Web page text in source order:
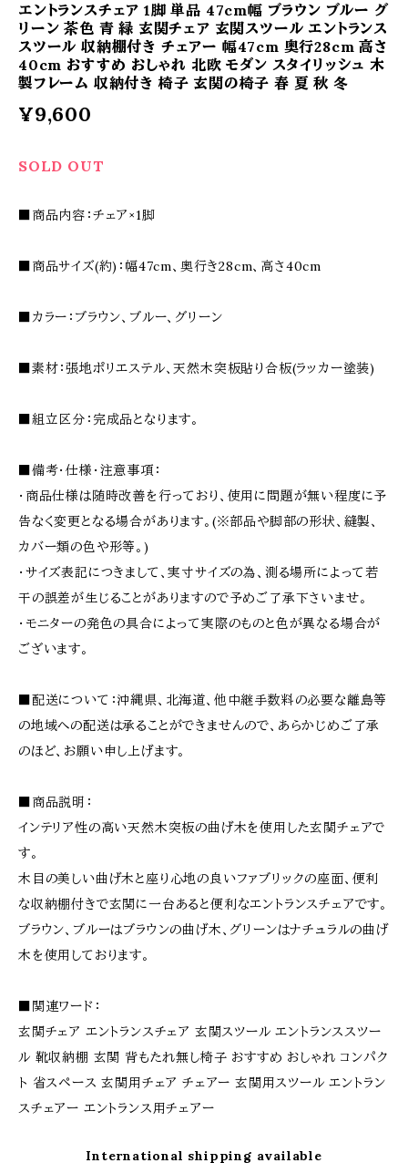
エントランスチェア 1脚 単品 47cm幅 ブラウン ブルー グ
リーン 茶色 青 緑 玄関チェア 玄関スツール エントランス
スツール 収納棚付き チェアー 幅47cm 奥行28cm 高さ
40cm おすすめ おしゃれ 北欧 モダン スタイリッシュ 木
製フレーム 収納付き 椅子 玄関の椅子 春 夏 秋 冬
¥9,600
SOLD OUT
■商品内容：チェア×1脚
■商品サイズ(約)：幅47cm、奥行き28cm、高さ40cm
■カラー：ブラウン、ブルー、グリーン
■素材：張地ポリエステル、天然木突板貼り合板(ラッカー塗装)
■組立区分：完成品となります。
■備考・仕様・注意事項：
・商品仕様は随時改善を行っており、使用に問題が無い程度に予
告なく変更となる場合があります。(※部品や脚部の形状、縫製、
カバー類の色や形等。)
・サイズ表記につきまして、実寸サイズの為、測る場所によって若
干の誤差が生じることがありますので予めご了承下さいませ。
・モニターの発色の具合によって実際のものと色が異なる場合が
ございます。
■配送について：沖縄県、北海道、他中継手数料の必要な離島等
の地域への配送は承ることができませんので、あらかじめご了承
のほど、お願い申し上げます。
■商品説明：
インテリア性の高い天然木突板の曲げ木を使用した玄関チェアで
す。
木目の美しい曲げ木と座り心地の良いファブリックの座面、便利
な収納棚付きで玄関に一台あると便利なエントランスチェアです。
ブラウン、ブルーはブラウンの曲げ木、グリーンはナチュラルの曲げ
木を使用しております。
■関連ワード：
玄関チェア エントランスチェア 玄関スツール エントランススツー
ル 靴収納棚 玄関 背もたれ無し椅子 おすすめ おしゃれ コンパク
ト 省スペース 玄関用チェア チェアー 玄関用スツール エントラン
スチェアー エントランス用チェアー
International shipping available